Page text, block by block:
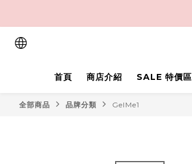
首頁
商店介紹 SALE 特價區
全部商品 品牌分類 GelMe1